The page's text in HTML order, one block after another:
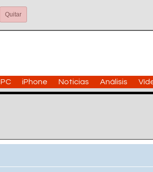
Quitar
PC iPhone Noticias Análisis